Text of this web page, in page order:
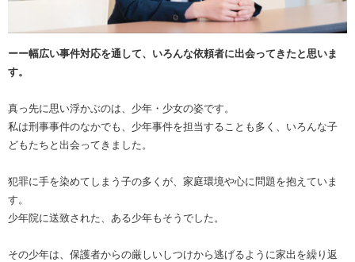
ーー幅広い事件対応を通して、いろんな依頼者に出会ってきたと思いま
す。
真っ先に思い浮かぶのは、少年・少女の姿です。
私は刑事事件のなかでも、少年事件を担当することも多く、いろんな子
どもたちと出会ってきました。
犯罪に手を染めてしまう子の多くが、家庭環境や心に問題を抱えていま
す。
少年院に送致された、ある少年もそうでした。
その少年は、保護者からの厳しいしつけから逃げるように家出を繰り返